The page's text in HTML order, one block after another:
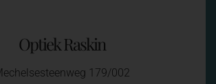
Optiek Raskin
179/002